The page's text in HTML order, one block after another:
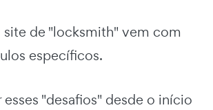
site de "locksmith" vem com
específicos.
"desafios" desde o início